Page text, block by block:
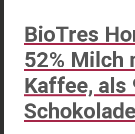
BioTres
52% Milch
Kaffee, als